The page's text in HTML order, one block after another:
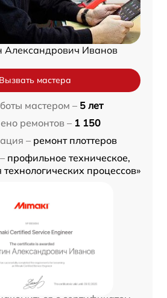
Александрович Иванов
Вызвать мастера
мастером – 5 лет
ремонтов – 1 150
– ремонт плоттеров
профильное техническое,
процессов»